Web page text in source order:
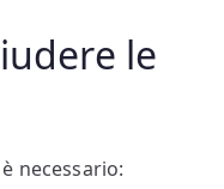
le
necessario: